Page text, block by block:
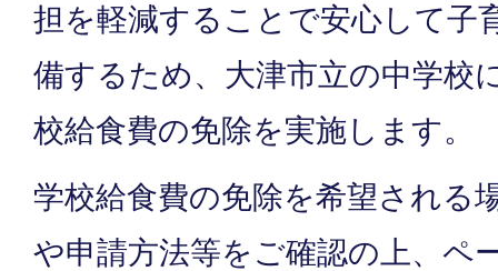
担を軽減することで安心して子
備するため、大津市立の中学校
校給食費の免除を実施します。
学校給食費の免除を希望される
や申請方法等をご確認の上、ペ